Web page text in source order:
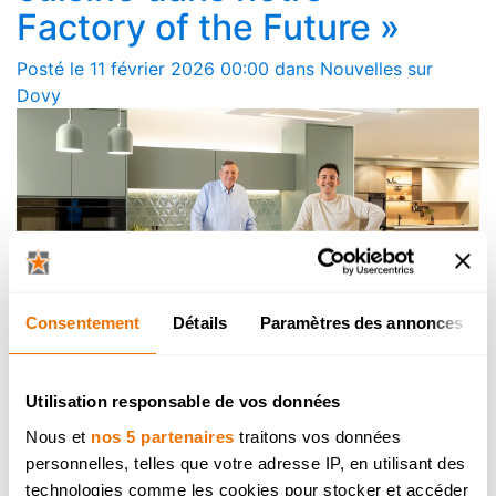
Consentement Détails Paramètres des annonces
Utilisation responsable de vos données
Nous et nos 5 partenaires traitons vos données
personnelles, telles que votre adresse IP, en utilisant des
technologies comme les cookies pour stocker et accéder
Factory of the Future »
Posté le 11 février 2026 00:00 dans Nouvelles sur
Dovy